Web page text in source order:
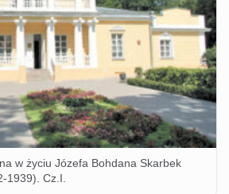
w życiu Józefa Bohdana Skarbek
1939). Cz.I.